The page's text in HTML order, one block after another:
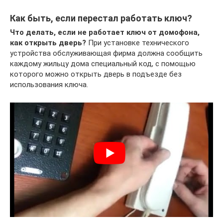
Как быть, если перестал работать ключ?
Что делать, если не работает ключ от домофона,
как открыть дверь? При установке технического
устройства обслуживающая фирма должна сообщить
каждому жильцу дома специальный код, с помощью
которого можно открыть дверь в подъезде без
использования ключа.